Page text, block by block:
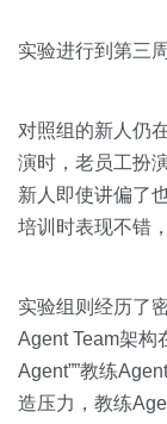
实验进行到第三
对照组的新人仍
演时，老员工扮
新人即使讲偏了
培训时表现不错
实验组则经历了
Agent Team架构
Agent””教练
造压力，教练